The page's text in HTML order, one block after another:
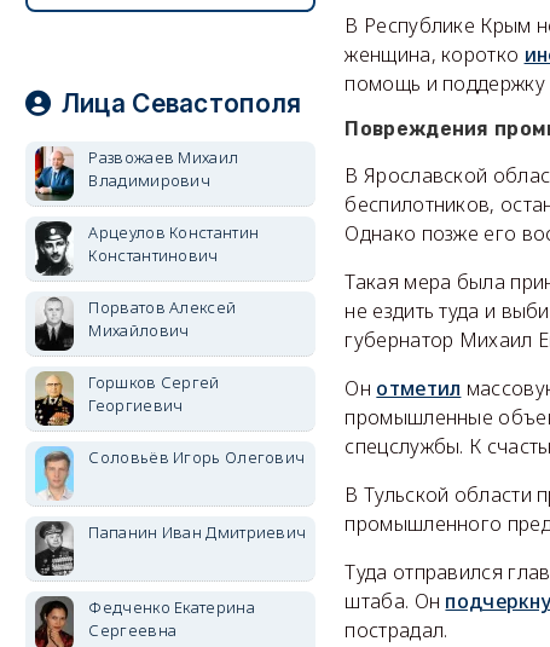
В Республике Крым
женщина, коротко
помощь и
Повреждения
В Ярославской
беспилотников,
Однако позже его
Такая мера была
не ездить туда и
губернатор Михаил
Он отметил
промышленные
спецслужбы. К
В Тульской области
промышленного
Туда отправился
штаба. Он
пострадал.
Лица Севастополя
Развожаев Михаил
Владимирович
Арцеулов Константин
Константинович
Порватов Алексей
Михайлович
Горшков Сергей
Георгиевич
Соловьёв Игорь Олегович
Папанин Иван Дмитриевич
Федченко Екатерина
Сергеевна